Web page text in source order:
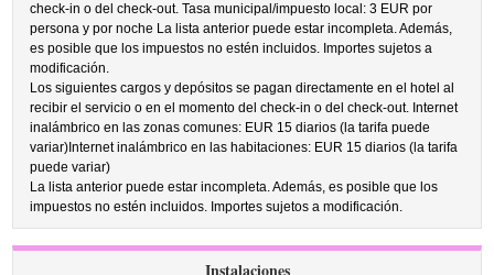
check-in o del check-out. Tasa municipal/impuesto local: 3 EUR por
persona y por noche La lista anterior puede estar incompleta. Además,
es posible que los impuestos no estén incluidos. Importes sujetos a
modificación.
Los siguientes cargos y depósitos se pagan directamente en el hotel al
recibir el servicio o en el momento del check-in o del check-out. Internet
inalámbrico en las zonas comunes: EUR 15 diarios (la tarifa puede
variar)Internet inalámbrico en las habitaciones: EUR 15 diarios (la tarifa
puede variar)
La lista anterior puede estar incompleta. Además, es posible que los
impuestos no estén incluidos. Importes sujetos a modificación.
Instalaciones